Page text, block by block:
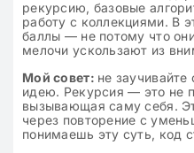
рекурсию, базовые
работу с коллекциями. В
баллы — не потому что
мелочи ускользают из
Мой совет: не заучивайте
идею. Рекурсия — это не
вызывающая саму себя.
через повторение с
понимаешь эту суть, код